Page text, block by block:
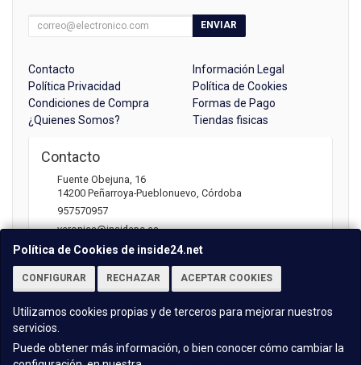
Política de Cookies de inside24.net
CONFIGURAR RECHAZAR ACEPTAR COOKIES
Utilizamos cookies propias y de terceros para mejorar nuestros
servicios.
Puede obtener más información, o bien conocer cómo cambiar la
ENVIAR
Contacto
Información Legal
Política Privacidad
Política de Cookies
Condiciones de Compra
Formas de Pago
¿Quienes Somos?
Tiendas fisicas
Contacto
Fuente Obejuna, 16
14200 Peñarroya-Pueblonuevo, Córdoba
957570957
veronica@insidepc.es
Horario
Atención telefónica: 09:30 - 13:30 | 17:00 -20:30